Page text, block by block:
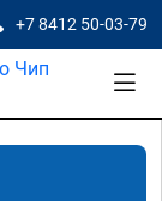
+7 8412 50-03-79